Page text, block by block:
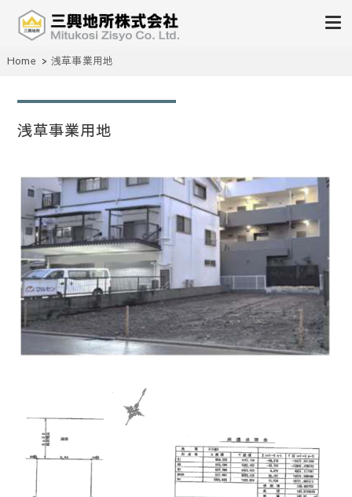
三興地所株式会社
不動産の売買、賃貸、仲介、管理
Home 浅草事業用地
浅草事業用地